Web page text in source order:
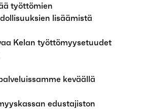
työttömien
lisäämistä
Kelan työttömyysetuudet
keväällä
edustajiston